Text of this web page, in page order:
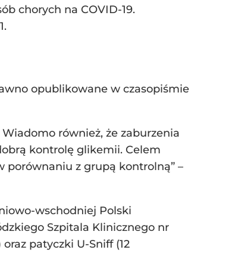
chorych na COVID-19.
opublikowane w czasopiśmie
również, że zaburzenia
kontrolę glikemii. Celem
porównaniu z grupą kontrolną” –
wschodniej Polski
Szpitala Klinicznego nr
patyczki U-Sniff (12